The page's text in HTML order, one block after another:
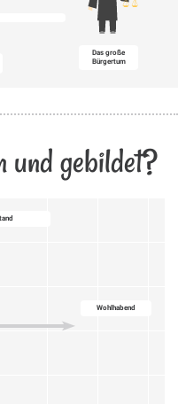
Das große
Bürgertum
gebildet?
Wohlhabend